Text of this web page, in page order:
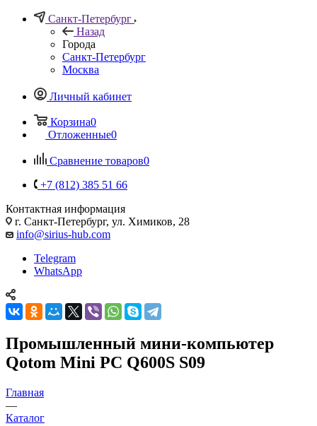
Санкт-Петербург
Назад
Города
Санкт-Петербург
Москва
Личный кабинет
Корзина0
Отложенные0
Сравнение товаров0
+7 (812) 385 51 66
Контактная информация
г. Санкт-Петербург, ул. Химиков, 28
info@sirius-hub.com
Telegram
WhatsApp
Промышленный мини-компьютер
Qotom Mini PC Q600S S09
Главная
—
Каталог